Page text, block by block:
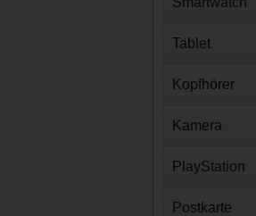
Tablet
Kopfhörer
Kamera
PlayStation
Postkarte